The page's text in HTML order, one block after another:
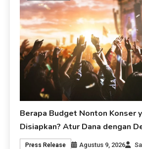
Berapa Budget Nonton Konser
Disiapkan? Atur Dana dengan
Press Release Agustus 9, 2026